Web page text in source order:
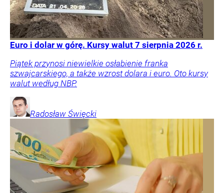
Euro i dolar w górę. Kursy walut 7 sierpnia 2026 r.
Piątek przynosi niewielkie osłabienie franka
szwajcarskiego, a także wzrost dolara i euro. Oto kursy
walut według NBP.
Radosław Święcki